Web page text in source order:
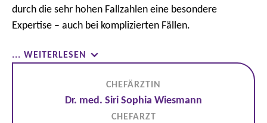
durch die sehr hohen Fallzahlen eine besondere
Expertise – auch bei komplizierten Fällen.
... WEITERLESEN
CHEFÄRZTIN
Dr. med. Siri Sophia Wiesmann
CHEFARZT